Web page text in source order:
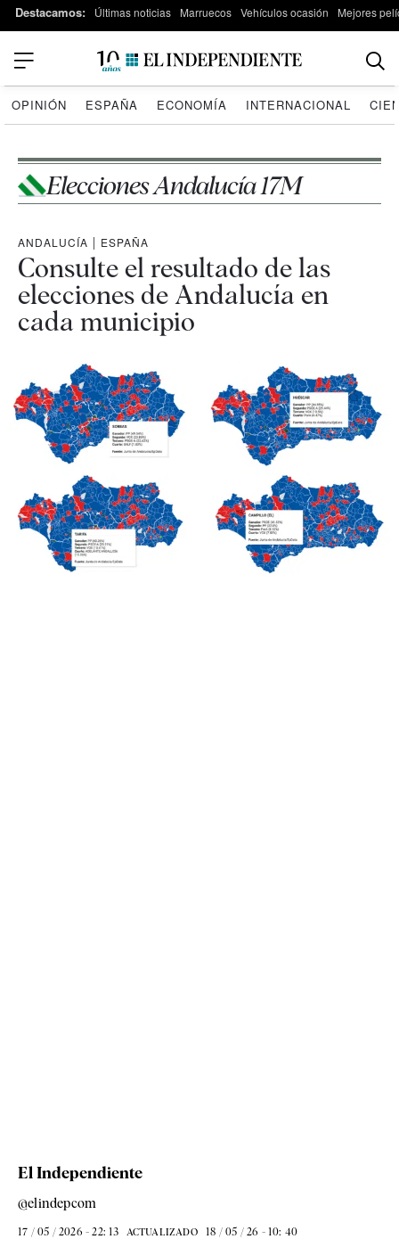
Destacamos: Últimas noticias Marruecos Vehículos ocasión Mejores
OPINIÓN ESPAÑA ECONOMÍA INTERNACIONAL
Elecciones Andalucía 17M
ANDALUCÍA | ESPAÑA
Consulte el resultado de las
elecciones de Andalucía en
cada municipio
El Independiente
@elindepcom
17 / 05 / 2026 - 22: 13 ACTUALIZADO 18 / 05 / 26 - 10: 40